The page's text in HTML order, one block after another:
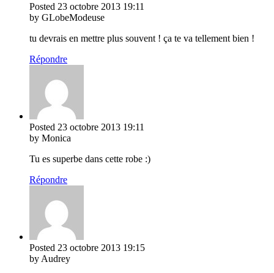
Posted 23 octobre 2013 19:11
by GLobeModeuse
tu devrais en mettre plus souvent ! ça te va tellement bien !
Répondre
Posted 23 octobre 2013 19:11
by Monica
Tu es superbe dans cette robe :)
Répondre
Posted 23 octobre 2013 19:15
by Audrey